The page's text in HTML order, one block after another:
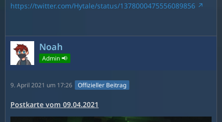
https://twitter.com/Hytale/status/1378000475556089856
Noah
Admin 📢
9. April 2021 um 17:26 Offizieller Beitrag
Postkarte vom 09.04.2021